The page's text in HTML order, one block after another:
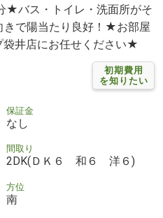
バス・トイレ・洗面所がそ
で陽当たり良好！★お部屋
袋井店にお任せください★
初期費用
を知りたい
保証金
なし
間取り
2DK(ＤＫ６ 和６ 洋６)
方位
南